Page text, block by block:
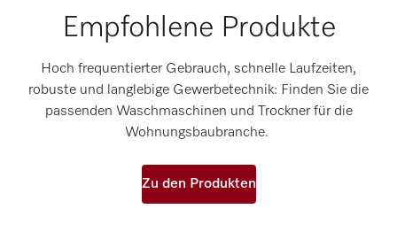
Empfohlene Produkte
Hoch frequentierter Gebrauch, schnelle Laufzeiten,
robuste und langlebige Gewerbetechnik: Finden Sie die
passenden Waschmaschinen und Trockner für die
Wohnungsbaubranche.
Zu den Produkten